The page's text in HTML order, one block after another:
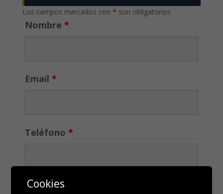
Los campos marcados con * son obligatorios
Nombre *
Email *
Teléfono *
Cookies